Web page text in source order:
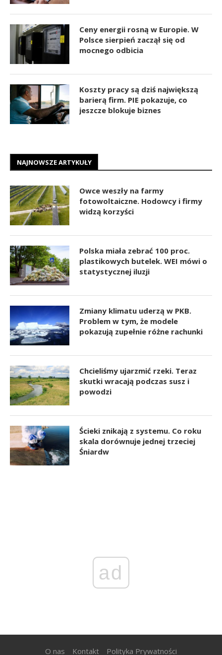
Ceny energii rosną w Europie. W
Polsce sierpień zaczął się od
mocnego odbicia
Koszty pracy są dziś największą
barierą firm. PIE pokazuje, co
jeszcze blokuje biznes
NAJNOWSZE ARTYKUŁY
Owce weszły na farmy
fotowoltaiczne. Hodowcy i firmy
widzą korzyści
Polska miała zebrać 100 proc.
plastikowych butelek. WEI mówi o
statystycznej iluzji
Zmiany klimatu uderzą w PKB.
Problem w tym, że modele
pokazują zupełnie różne rachunki
Chcieliśmy ujarzmić rzeki. Teraz
skutki wracają podczas susz i
powodzi
Ścieki znikają z systemu. Co roku
skala dorównuje jednej trzeciej
Śniardw
ad
O nas Kontakt Polityka Prywatności